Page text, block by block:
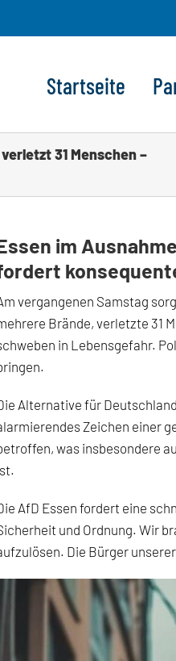
Startseite
31 Menschen –
im
vergangenen Samstag
Brände, verletzte 31
in Lebensgefahr.
Alternative für
Zeichen einer
was insbesondere
AfD Essen fordert eine
und Ordnung. Wir
Die Bürger